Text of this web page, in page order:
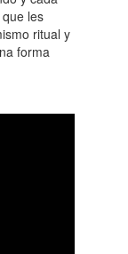
les
ritual y
forma